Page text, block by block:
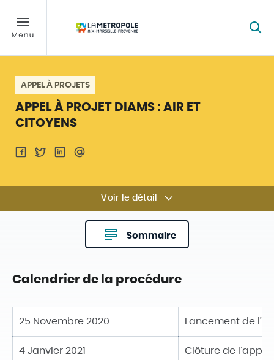
APPEL À PROJETS
APPEL À PROJET DIAMS : AIR ET
CITOYENS
Voir le détail
Sommaire
Calendrier de la procédure
25 Novembre 2020 Lancement de
4 Janvier 2021 Clôture de